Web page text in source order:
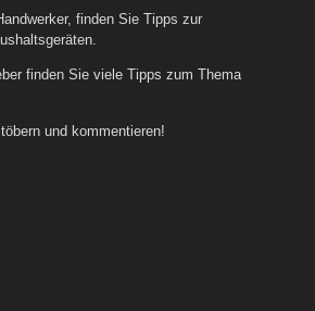
, finden Sie Tipps zur
finden Sie viele Tipps zum Thema
und kommentieren!